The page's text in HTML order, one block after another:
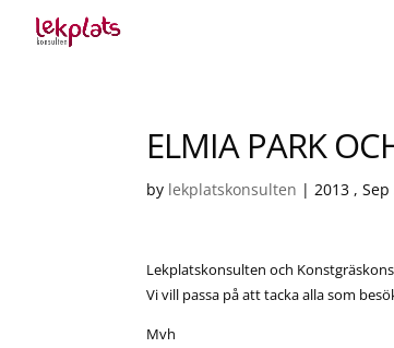
ELMIA PARK
by lekplatskonsulten |2013 , Sep
Lekplatskonsulten och
Vi vill passa på att tacka alla som
Mvh